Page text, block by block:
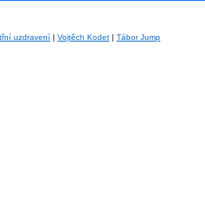
uzdravení | Vojtěch Kodet | Tábor Jump